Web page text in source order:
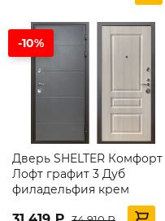
-10%
Дверь SHELTER Комфорт
Лофт графит 3 Дуб
филадельфия крем